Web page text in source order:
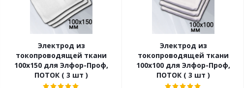
Электрод из
токопроводящей ткани
100x150 для Элфор-Проф,
ПОТОК ( 3 шт )
Электрод из
токопроводящей ткани
100x100 для Элфор-Проф,
ПОТОК ( 3 шт )